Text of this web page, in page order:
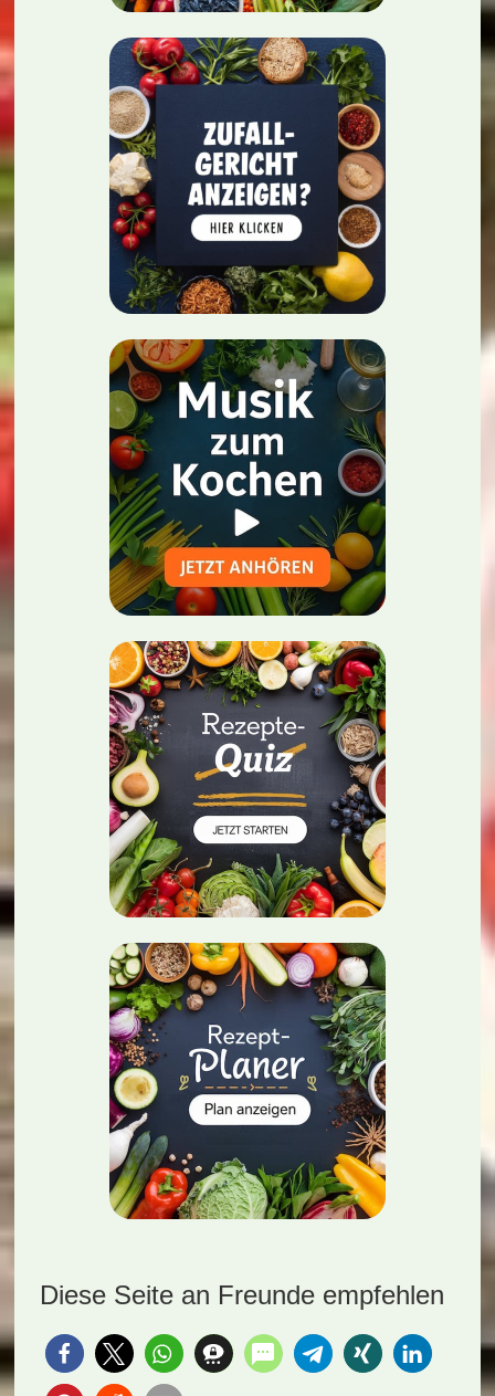
Diese Seite an Freunde empfehlen